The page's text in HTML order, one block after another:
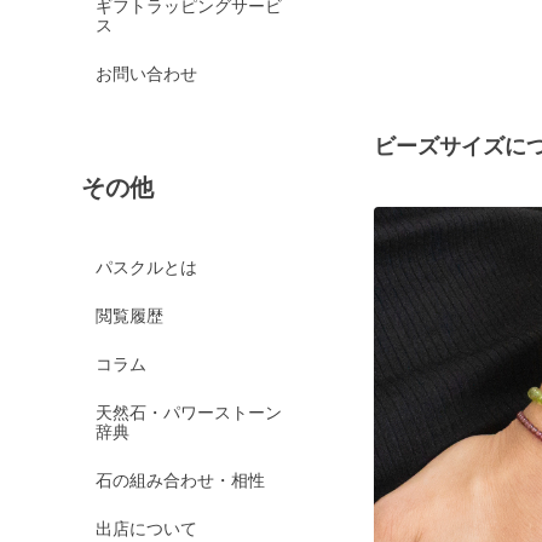
ギフトラッピングサービ
ス
お問い合わせ
その他
パスクルとは
閲覧履歴
コラム
天然石・パワーストーン
辞典
石の組み合わせ・相性
出店について
ビーズサイズに